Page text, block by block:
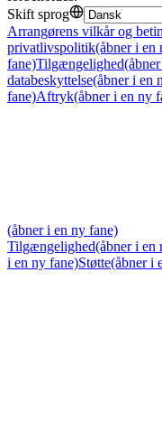
Skift sprog
Arrangørens vilkår og
privatlivspolitik(åbner i en
fane)Tilgængelighed
databeskyttelse(åbner i en
fane)Aftryk(åbner i en ny
(åbner i en ny fane)
Tilgængelighed(åbner i en
i en ny fane)Støtte(åbner i